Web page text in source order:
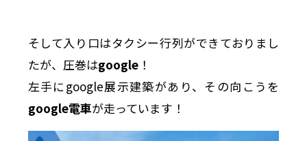
そして入り口はタクシー行列ができておりまし
たが、圧巻はgoogle！
左手にgoogle展示建築があり、その向こうを
google電車が走っています！